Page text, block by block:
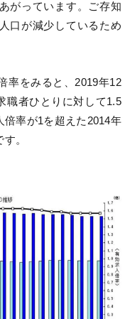
がっています。ご存知
口が減少しているため
率をみると、2019年12
職者ひとりに対して1.5
倍率が1を超えた2014年
。